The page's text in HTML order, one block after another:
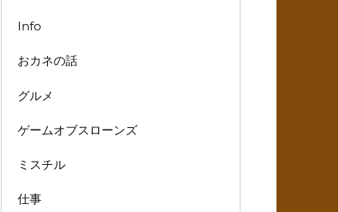
Info
おカネの話
グルメ
ゲームオブスローンズ
ミスチル
仕事